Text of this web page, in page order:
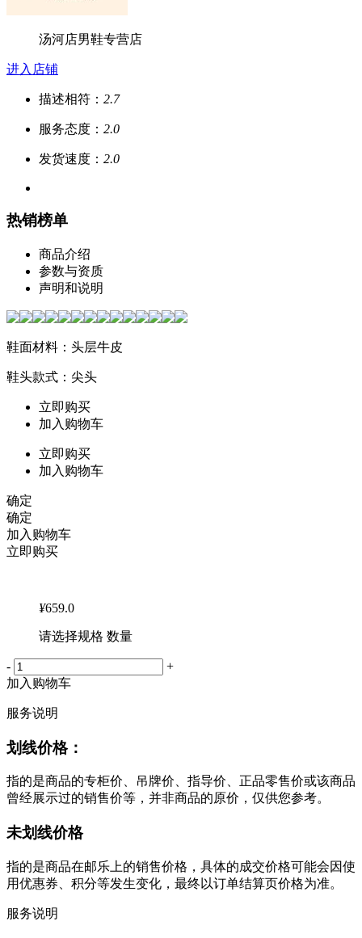
汤河店男鞋专营店
进入店铺
描述相符： 2.7
服务态度： 2.0
发货速度： 2.0
热销榜单
商品介绍
参数与资质
声明和说明
鞋面材料：头层牛皮
鞋头款式：尖头
立即购买
加入购物车
立即购买
加入购物车
确定
确定
加入购物车
立即购买
¥659.0
请选择规格 数量
-
+
加入购物车
服务说明
划线价格：
指的是商品的专柜价、吊牌价、指导价、正品零售价或该商品
曾经展示过的销售价等，并非商品的原价，仅供您参考。
未划线价格
指的是商品在邮乐上的销售价格，具体的成交价格可能会因使
用优惠券、积分等发生变化，最终以订单结算页价格为准。
服务说明